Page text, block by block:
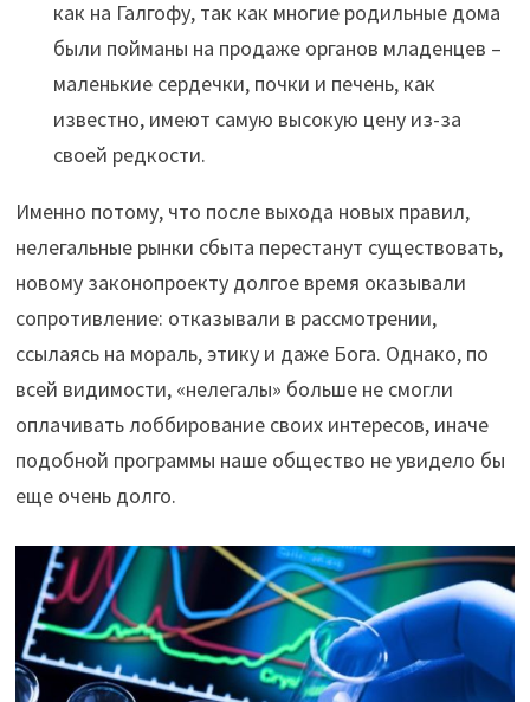
как на Галгофу, так как многие родильные дома
были пойманы на продаже органов младенцев –
маленькие сердечки, почки и печень, как
известно, имеют самую высокую цену из-за
своей редкости.
Именно потому, что после выхода новых правил,
нелегальные рынки сбыта перестанут существовать,
новому законопроекту долгое время оказывали
сопротивление: отказывали в рассмотрении,
ссылаясь на мораль, этику и даже Бога. Однако, по
всей видимости, «нелегалы» больше не смогли
оплачивать лоббирование своих интересов, иначе
подобной программы наше общество не увидело бы
еще очень долго.